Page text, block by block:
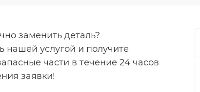
заменить деталь?
нашей услугой и получите
части в течение 24 часов
заявки!